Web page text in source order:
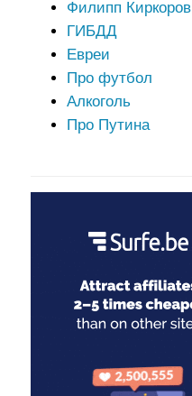
Филипп Киркоров
ГИБДД
Евреи
Про футбол
Алкоголь
Про Путина